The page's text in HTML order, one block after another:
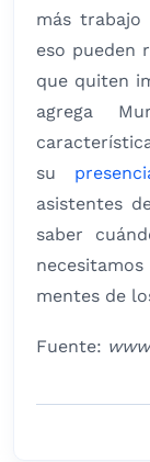
más
eso pueden
que quiten
agrega
su
asistentes
saber
mentes de
Fuente: